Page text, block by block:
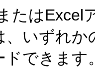
たはExcel
、いずれ
ドできます